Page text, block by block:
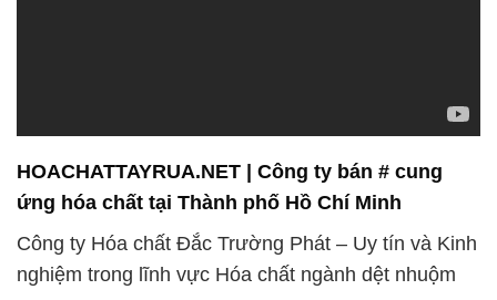
HOACHATTAYRUA.NET | Công ty bán # cung
ứng hóa chất tại Thành phố Hồ Chí Minh
Công ty Hóa chất Đắc Trường Phát – Uy tín và Kinh
nghiệm trong lĩnh vực Hóa chất ngành dệt nhuộm